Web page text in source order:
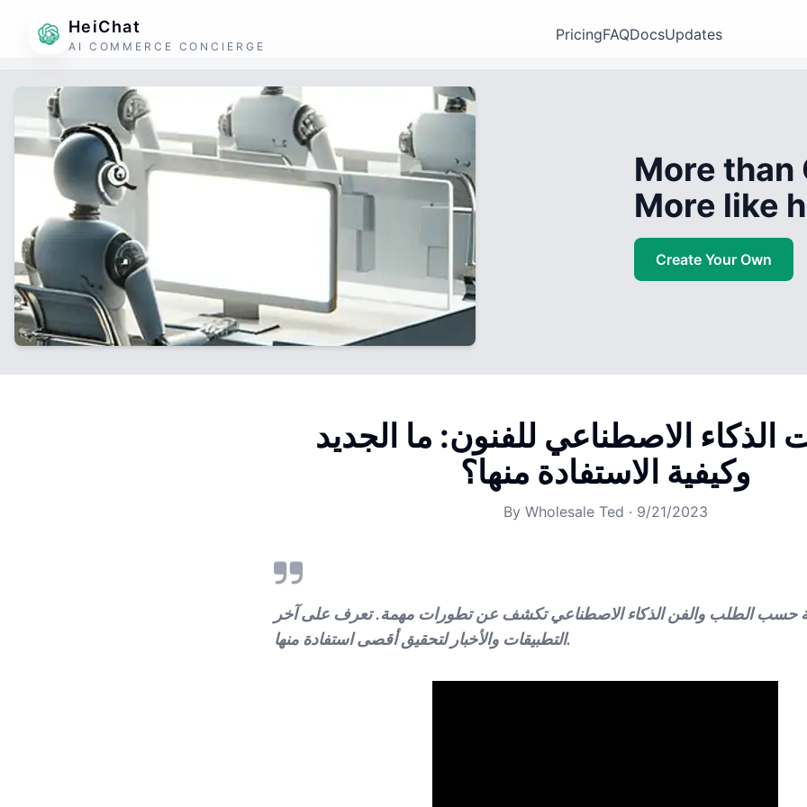
HeiChat
AI COMMERCE CONCIERGE
PricingFAQDocsUpdates
More than
More like
Create Your Own
الذكاء الاصطناعي للفنون: ما الجديد
وكيفية الاستفادة منها؟
By Wholesale Ted · 9/21/2023
حسب الطلب والفن الذكاء الاصطناعي تكشف عن تطورات مهمة. تعرف على آخر
التطبيقات والأخبار لتحقيق أقصى استفادة منها.